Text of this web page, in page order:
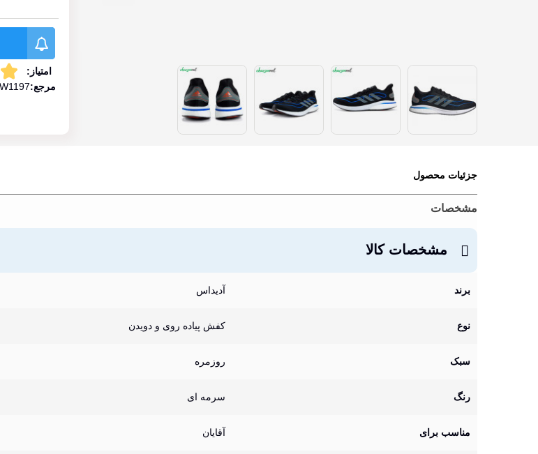
امتیاز:
مرجع:
جزئیات محصول
مشخصات
مشخصات کالا
برند آدیداس
نوع کفش پیاده روی و دویدن
سبک روزمره
رنگ سرمه ای
مناسب برای آقایان